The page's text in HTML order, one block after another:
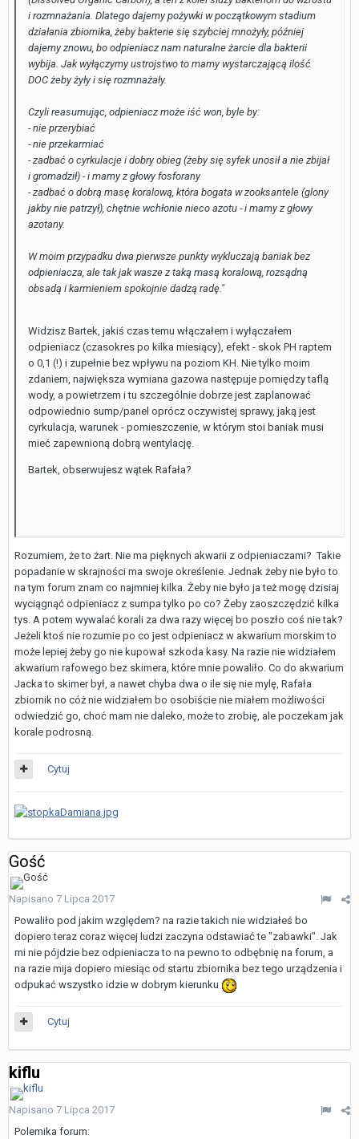
i rozmnażania. Dlatego dajemy pożywki w początkowym stadium
działania zbiornika, żeby bakterie się szybciej mnożyły, później
dajemy znowu, bo odpieniacz nam naturalne żarcie dla bakterii
wybija. Jak wyłączymy ustrojstwo to mamy wystarczającą ilość
DOC żeby żyły i się rozmnażały.
Czyli reasumując, odpieniacz może iść won, byle by:
- nie przerybiać
- nie przekarmiać
- zadbać o cyrkulacje i dobry obieg (żeby się syfek unosił a nie zbijał
i gromadził) - i mamy z głowy fosforany
- zadbać o dobrą masę koralową, która bogata w zooksantele (glony
jakby nie patrzył), chętnie wchłonie nieco azotu - i mamy z głowy
azotany.
W moim przypadku dwa pierwsze punkty wykluczają baniak bez
odpieniacza, ale tak jak wasze z taką masą koralową, rozsądną
obsadą i karmieniem spokojnie dadzą radę."
Widzisz Bartek, jakiś czas temu włączałem i wyłączałem
odpieniacz (czasokres po kilka miesiący), efekt - skok PH raptem
o 0,1 (!) i zupełnie bez wpływu na poziom KH. Nie tylko moim
zdaniem, największa wymiana gazowa następuje pomiędzy taflą
wody, a powietrzem i tu szczególnie dobrze jest zaplanować
odpowiednio sump/panel oprócz oczywistej sprawy, jaką jest
cyrkulacja, warunek - pomieszczenie, w którym stoi baniak musi
mieć zapewnioną dobrą wentylację.
Bartek, obserwujesz wątek Rafała?
Rozumiem, że to żart. Nie ma pięknych akwarii z odpieniaczami? Takie
popadanie w skrajności ma swoje określenie. Jednak żeby nie było to
na tym forum znam co najmniej kilka. Żeby nie było ja też mogę dzisiaj
wyciągnąć odpieniacz z sumpa tylko po co? Żeby zaoszczędzić kilka
tys. A potem wywalać korali za dwa razy więcej bo poszło coś nie tak?
Jeżeli ktoś nie rozumie po co jest odpieniacz w akwarium morskim to
może lepiej żeby go nie kupował szkoda kasy. Na razie nie widziałem
akwarium rafowego bez skimera, które mnie powaliło. Co do akwarium
Jacka to skimer był, a nawet chyba dwa o ile się nie mylę, Rafała
zbiornik no cóż nie widziałem bo osobiście nie miałem możliwości
odwiedzić go, choć mam nie daleko, może to zrobię, ale poczekam jak
korale podrosną.
Cytuj
Gość
Napisano 7 Lipca 2017
Powaliło pod jakim względem? na razie takich nie widziałeś bo
dopiero teraz coraz więcej ludzi zaczyna odstawiać te "zabawki". Jak
mi nie pójdzie bez odpieniacza to na pewno to odbębnię na forum, a
na razie mija dopiero miesiąc od startu zbiornika bez tego urządzenia i
odpukać wszystko idzie w dobrym kierunku
Cytuj
kiflu
Napisano 7 Lipca 2017
Polemika forum: